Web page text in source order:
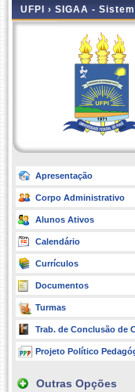
UFPI › SIGAA -
Apresentação
Corpo Administrativo
Alunos Ativos
Calendário
Currículos
Documentos
Turmas
Trab. de Conclusão de
Projeto Político
Outras Opções